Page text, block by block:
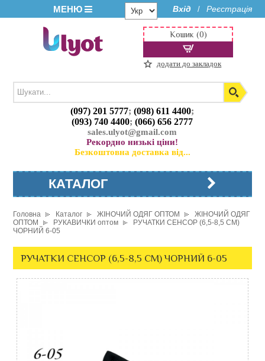
МЕНЮ Вхід / Реєстрація
(097) 201 5777;(098) 611 4400;
(093) 740 4400;(066) 656 2777
sales.ulyot@gmail.com
Рекордно низькі ціни!
Безкоштовна доставка від...
Кошик (0)
додати до закладок
КАТАЛОГ
Головна Каталог ЖІНОЧИЙ ОДЯГ ОПТОМ
ЖІНОЧИЙ ОДЯГ
ОПТОМ
РУКАВИЧКИ оптом
РУЧАТКИ СЕНСОР (6,5-8,5 СМ)
ЧОРНИЙ 6-05
РУЧАТКИ СЕНСОР (6,5-8,5 СМ) ЧОРНИЙ 6-05